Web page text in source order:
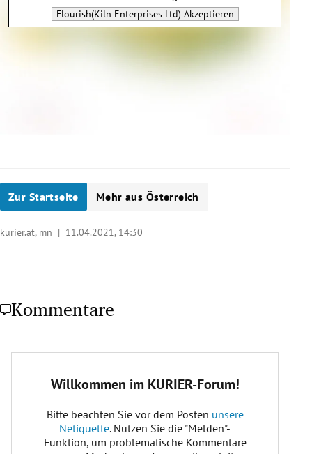
Flourish(Kiln Enterprises Ltd) Akzeptieren
Zur Startseite Mehr aus Österreich
kurier.at, mn | 11.04.2021, 14:30
Kommentare